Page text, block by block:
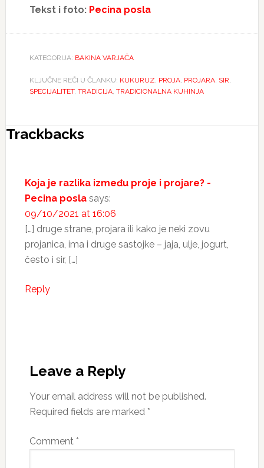
Tekst i foto: Pecina posla
KATEGORIJA: BAKINA VARJAČA
KLJUČNE REČI U ČLANKU: KUKURUZ PROJA, PROJARA, SIR
SPECIJALITET, TRADICIJA, TRADICIONALNA KUHINJA
Reader
Trackbacks
Koja je razlika između proje i projare? -
Pecina posla says:
09/10/2021 at 16:06
[…] druge strane, projara ili kako je neki zovu
projanica, ima i druge sastojke – jaja, ulje, jogurt,
često i sir, […]
Reply
Leave a Reply
Your email address will not be published.
Required fields are marked *
Comment *